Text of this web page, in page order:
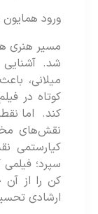
ورود همایون ارشادی
مسیر هنری
شد. آشنایی او
میلانی، باعث
کند. اما نقطه‌ی
نقش‌های مختلف
کیارستمی نقش
کن را از آن خود
ارشادی تحسین